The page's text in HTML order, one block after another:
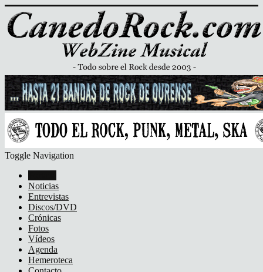
Toggle Navigation
Noticias
Entrevistas
Discos/DVD
Crónicas
Fotos
Vídeos
Agenda
Hemeroteca